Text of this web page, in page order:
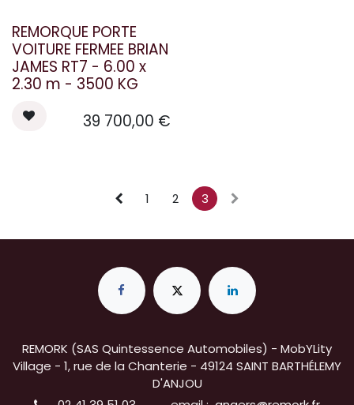
REMORQUE PORTE
VOITURE FERMEE BRIAN
JAMES RT7 - 6.00 x
2.30 m - 3500 KG
39 700,00 €
1 2 3
REMORK (SAS Quintessence Automobiles) - MobYLity
Village - 1, rue de la Chanterie - 49124 SAINT BARTHÉLEMY
D'ANJOU